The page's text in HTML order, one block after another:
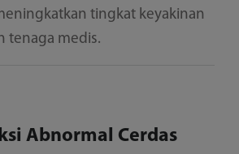
tingkat keyakinan
tenaga medis.
Abnormal Cerdas